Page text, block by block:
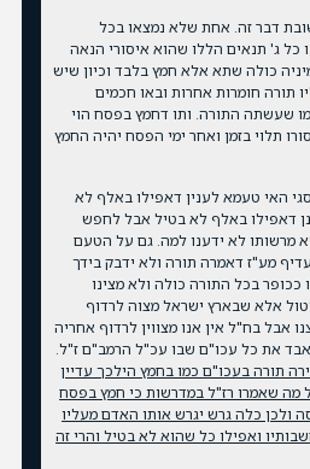
דבר זה. אחת שלא נמצאו בכל
כל ג' תנאים הללו שהוא איסורי הנאה
כולה שתא אלא חמץ בלבד וכיון שיש
תורה חומרות אחרות ובאו חכמים
שעשתה התורה. ותו דחמץ בפסח הוי
תלוי בזמן ואחר ימי הפסח יהיה החמץ
האי טעמא לענין דאפילו באלף לא
דאפילו באלף לא בטיל אבל לחפש
מרשותו לא ידענו למה. גם על הטעם
מע"ז דאמרה תורה ולא ידבק בידך
בכל התורה כולה ולא מצינו
אלא שבארץ ישראל מצוה לרדוף
אבל בח"ל אין אנו מצווין לרדוף אחריה
את כל עכו"ם שבו עכ"ל הרמב"ם ז"ל.
תורה בעכו"ם כמו בחמץ הילכך עדיין
מה שאמרו רז"ל במדרשות כי חמץ בפסח
ולכן כלה גרש יגרש אותו האדם מעליו
ואפילו כל שהוא לא בטיל והרי זה